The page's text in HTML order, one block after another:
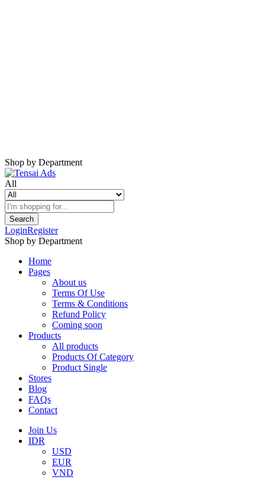
Shop by Department
All
Search
LoginRegister
Shop by Department
Home
Pages
About us
Terms Of Use
Terms & Conditions
Refund Policy
Coming soon
Products
All products
Products Of Category
Product Single
Stores
Blog
FAQs
Contact
Join Us
IDR
USD
EUR
VND